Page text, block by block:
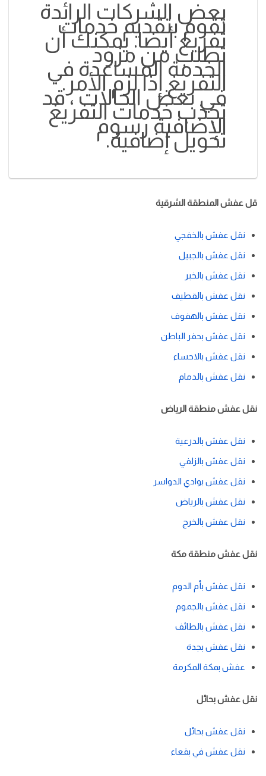
بعض الشركات الرائدة
تقوم بتقديم خدمات
تفريغ أيضا. يمكنك أن
تطلب من مزود
الخدمة المساعدة في
التفريغ إذا لزم الأمر.
في بعض الحالات ، قد
تجذب خدمات التفريغ
الإضافية رسوم
تحويل إضافية.
قل عفش المنطقة الشرقية
نقل عفش بالخفجي
نقل عفش بالجبيل
نقل عفش بالخبر
نقل عفش بالقطيف
نقل عفش بالهفوف
نقل عفش بحفر الباطن
نقل عفش بالاحساء
نقل عفش بالدمام
نقل عفش منطقة الرياض
نقل عفش بالدرعية
نقل عفش بالزلفي
نقل عفش بوادي الدواسر
نقل عفش بالرياض
نقل عفش بالخرج
نقل عفش منطقة مكة
نقل عفش بأم الدوم
نقل عفش بالجموم
نقل عفش بالطائف
نقل عفش بجدة
عفش بمكة المكرمة
نقل عفش بحائل
نقل عفش بحائل
نقل عفش في بقعاء